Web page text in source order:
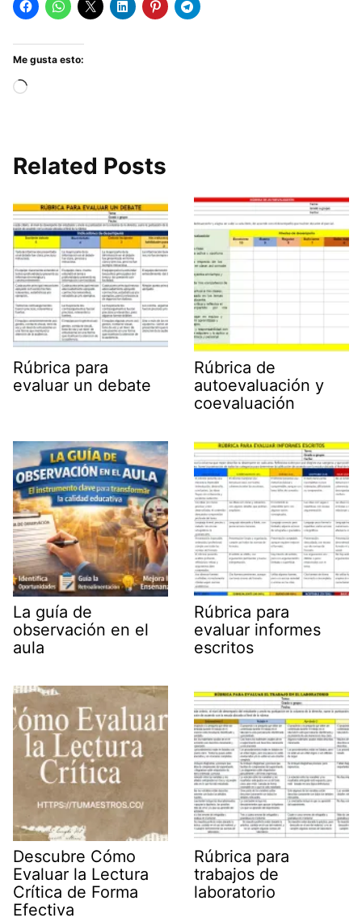
Me gusta esto:
Cargando...
Related Posts
Rúbrica para
evaluar un debate
Rúbrica de
autoevaluación y
coevaluación
La guía de
observación en el
aula
Rúbrica para
evaluar informes
escritos
Descubre Cómo
Evaluar la Lectura
Crítica de Forma
Efectiva
Rúbrica para
trabajos de
laboratorio